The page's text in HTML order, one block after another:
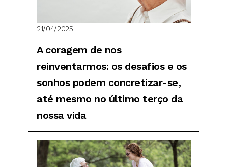
21/04/2025
A coragem de nos
reinventarmos: os desafios e os
sonhos podem concretizar-se,
até mesmo no último terço da
nossa vida